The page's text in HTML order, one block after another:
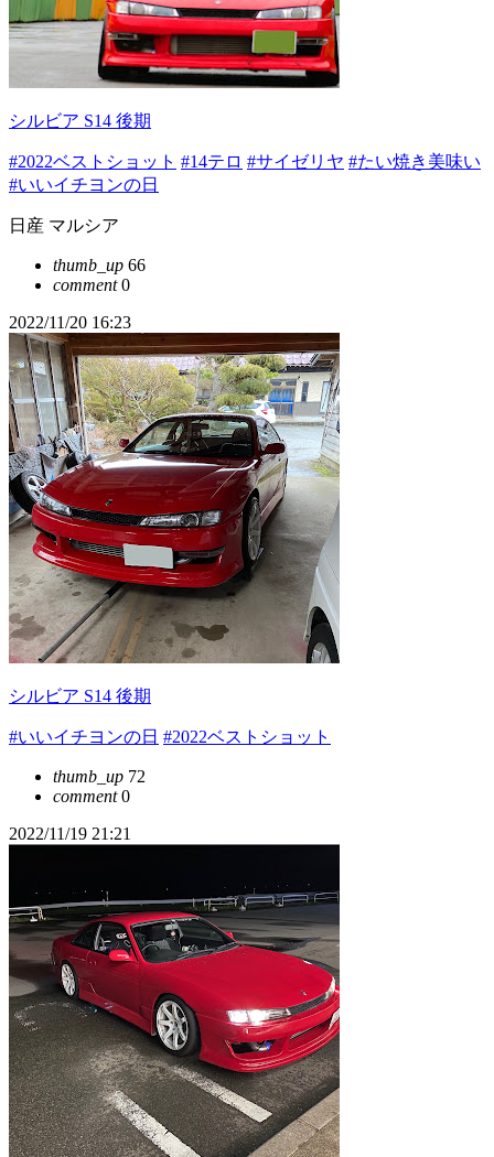
シルビア S14 後期
#2022ベストショット #14テロ #サイゼリヤ #たい焼き美味い
#いいイチヨンの日
日産 マルシア
thumb_up 66
comment0
2022/11/20 16:23
シルビア S14 後期
#いいイチヨンの日 #2022ベストショット
thumb_up 72
comment0
2022/11/19 21:21